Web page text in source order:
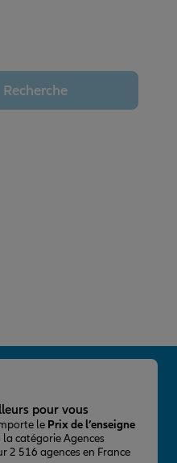
Recherche
pour vous
le Prix de l’enseigne
la catégorie Agences
2 516 agences en France